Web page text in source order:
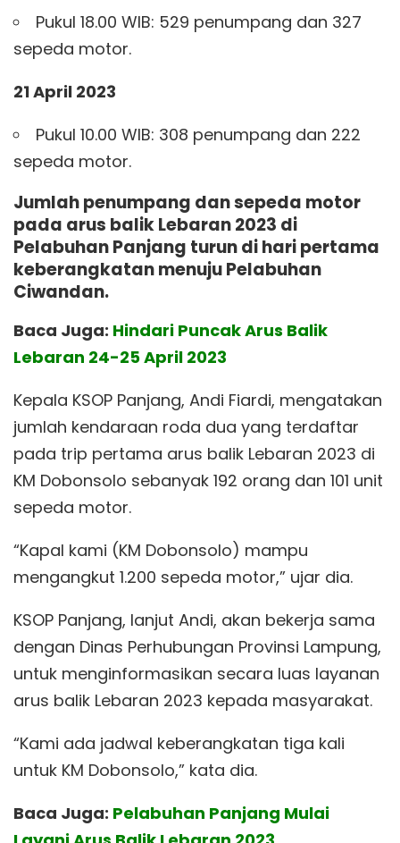
Pukul 18.00 WIB: 529 penumpang dan 327
sepeda motor.
21 April 2023
Pukul 10.00 WIB: 308 penumpang dan 222
sepeda motor.
Jumlah penumpang dan sepeda motor
pada arus balik Lebaran 2023 di
Pelabuhan Panjang turun di hari pertama
keberangkatan menuju Pelabuhan
Ciwandan.
Baca Juga: Hindari Puncak Arus Balik
Lebaran 24-25 April 2023
Kepala KSOP Panjang, Andi Fiardi, mengatakan
jumlah kendaraan roda dua yang terdaftar
pada trip pertama arus balik Lebaran 2023 di
KM Dobonsolo sebanyak 192 orang dan 101 unit
sepeda motor.
“Kapal kami (KM Dobonsolo) mampu
mengangkut 1.200 sepeda motor,” ujar dia.
KSOP Panjang, lanjut Andi, akan bekerja sama
dengan Dinas Perhubungan Provinsi Lampung,
untuk menginformasikan secara luas layanan
arus balik Lebaran 2023 kepada masyarakat.
“Kami ada jadwal keberangkatan tiga kali
untuk KM Dobonsolo,” kata dia.
Baca Juga: Pelabuhan Panjang Mulai